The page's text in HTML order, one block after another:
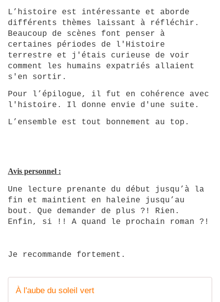
L’histoire est intéressante et aborde
différents thèmes laissant à réfléchir.
Beaucoup de scènes font penser à
certaines périodes de l'Histoire
terrestre et j'étais curieuse de voir
comment les humains expatriés allaient
s'en sortir.
Pour l’épilogue, il fut en cohérence avec
l'histoire. Il donne envie d'une suite.
L’ensemble est tout bonnement au top.
Avis personnel :
Une lecture prenante du début jusqu’à la
fin et maintient en haleine jusqu’au
bout. Que demander de plus ?! Rien.
Enfin, si !! A quand le prochain roman ?!
Je recommande fortement.
À l'aube du soleil vert